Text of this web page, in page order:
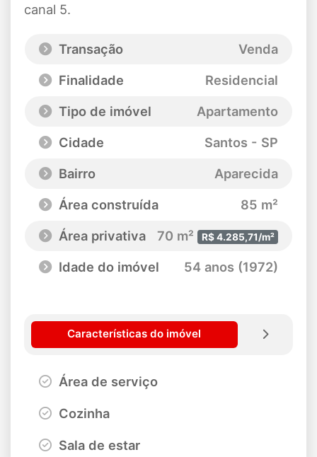
canal 5.
Transação
Venda
Finalidade
Residencial
Tipo de imóvel
Apartamento
Cidade
Santos - SP
Bairro
Aparecida
Área construída
85 m²
Área privativa
70 m² R$ 4.285,71/m²
Idade do imóvel 54 anos (1972)
Características do imóvel
Área de serviço
Cozinha
Sala de estar